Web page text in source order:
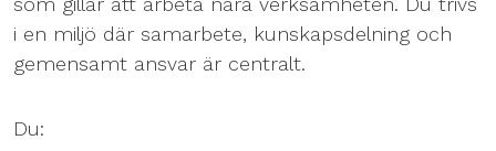
i en miljö där samarbete, kunskapsdelning och
gemensamt ansvar är centralt.
Du: